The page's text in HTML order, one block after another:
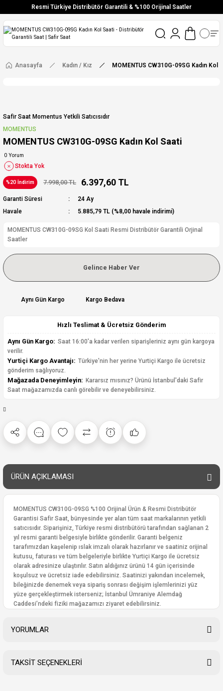
Resmi Türkiye Distribütör Garantili & %100 Orijinal Saatler
Vade Farksız 6 Taksit
Ücretsiz Kargo
Anasayfa Kadın / Kız MOMENTUS CW310G-09SG Kadın Kol
Safir Saat Momentus Yetkili Satıcısıdır
MOMENTUS
MOMENTUS CW310G-09SG Kadın Kol Saati
0 Yorum
Stokta Yok
%20 İndirim 7.998,00 TL 6.397,60 TL
Garanti Süresi
24 Ay
Havale
5.885,79 TL (%8,00 havale indirimi)
MOMENTUS CW310G-09SG Kol Saati Resmi Distribütör Garantili Orjinal
Saatler
Gelince Haber Ver
Aynı Gün Kargo Kargo Bedava
Hızlı Teslimat & Ücretsiz Gönderim
Aynı Gün Kargo: Saat 16:00'a kadar verilen siparişleriniz aynı gün kargoya
verilir.
Yurtiçi Kargo Avantajı: Türkiye'nin her yerine Yurtiçi Kargo ile ücretsiz
gönderim sağlıyoruz.
Mağazada Deneyimleyin: Kararsız mısınız? Ürünü İstanbul'daki Safir
Saat mağazamızda canlı görebilir ve deneyebilirsiniz.
ÜRÜN AÇIKLAMASI
MOMENTUS CW310G-09SG %100 Orijinal Ürün & Resmi Distribütör
Garantisi Safir Saat, bünyesinde yer alan tüm saat markalarının yetkili
satıcısıdır. Siparişiniz, Türkiye resmi distribütörü tarafından sağlanan 2
yıl resmi garanti belgesiyle birlikte gönderilir. Garanti belgeniz
tarafımızdan kaşelenip ıslak imzalı olarak hazırlanır ve saatiniz orijinal
kutusu, faturası ve tüm belgeleriyle birlikte Yurtiçi Kargo ile ücretsiz
olarak adresinize ulaştırılır. Satın aldığınız ürünü 14 gün içerisinde
koşulsuz ve ücretsiz iade edebilirsiniz. Saatinizi yakından incelemek,
bileğinizde denemek veya sipariş sonrası değişim işlemlerinizi yüz
yüze gerçekleştirmek isterseniz; İstanbul Ümraniye Alemdağ
Caddesi’ndeki fiziki mağazamızı ziyaret edebilirsiniz.
YORUMLAR
TAKSİT SEÇENEKLERİ